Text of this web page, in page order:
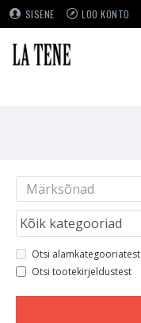
SISENE LOO KONTO
Otsi alamkategooriatest
Otsi tootekirjeldustest